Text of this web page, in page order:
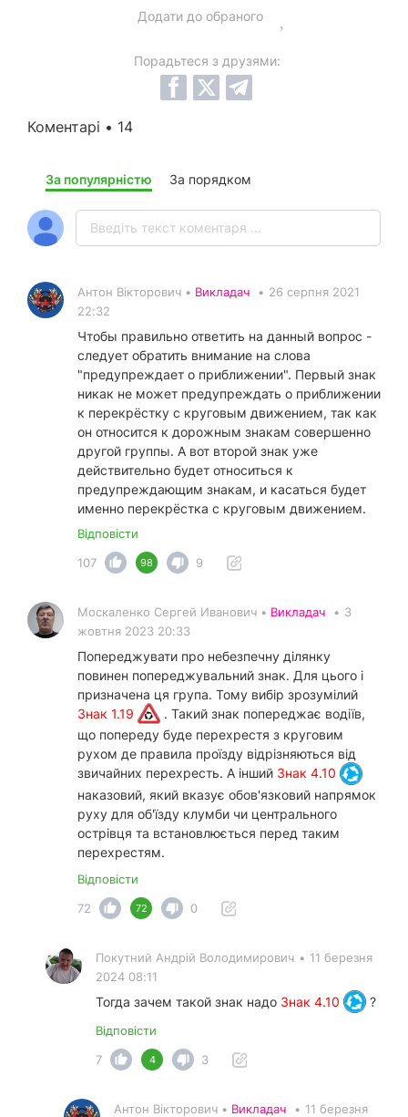
Додати до обраного
Порадьтеся з друзями:
Коментарі • 14
За популярністю За порядком
Антон Вікторович • Викладач • 26 серпня 2021
22:32
Чтобы правильно ответить на данный вопрос -
следует обратить внимание на слова
"предупреждает о приближении". Первый знак
никак не может предупреждать о приближении
к перекрёстку с круговым движением, так как
он относится к дорожным знакам совершенно
другой группы. А вот второй знак уже
действительно будет относиться к
предупреждающим знакам, и касаться будет
именно перекрёстка с круговым движением.
Відповісти
107
98 9
Москаленко Сергей Иванович • Викладач • 3
жовтня 2023 20:33
Попереджувати про небезпечну ділянку
повинен попереджувальний знак. Для цього і
призначена ця група. Тому вибір зрозумілий
Знак 1.19
. Такий знак попереджає водіїв,
що попереду буде перехрестя з круговим
рухом де правила проїзду відрізняються від
звичайних перехресть. А інший Знак 4.10
наказовий, який вказує обов'язковий напрямок
руху для об'їзду клумби чи центрального
острівця та встановлюється перед таким
перехрестям.
Відповісти
72
72 0
Покутний Андрiй Володимирович • 11 березня
2024 08:11
Тогда зачем такой знак надо Знак 4.10 ?
Відповісти
7
4 3
Антон Вікторович • Викладач • 11 березня